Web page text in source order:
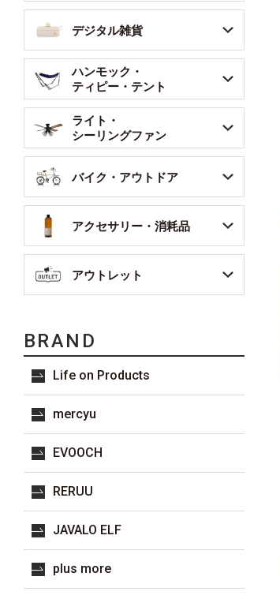
デジタル雑貨
ハンモック・
ティピー・テント
ライト・
シーリングファン
バイク・アウトドア
アクセサリー・消耗品
アウトレット
BRAND
Life on Products
mercyu
EVOOCH
RERUU
JAVALO ELF
plus more